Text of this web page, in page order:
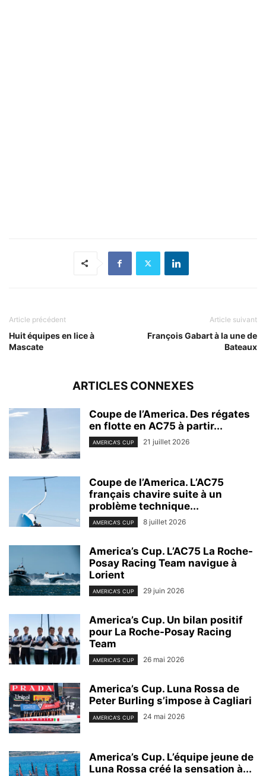
Article précédent
Huit équipes en lice à
Mascate
Article suivant
François Gabart à la une de
Bateaux
ARTICLES CONNEXES
Coupe de l’America. Des régates
en flotte en AC75 à partir...
AMERICA'S CUP 21 juillet 2026
Coupe de l’America. L’AC75
français chavire suite à un
problème technique...
AMERICA'S CUP 8 juillet 2026
America’s Cup. L’AC75 La Roche-
Posay Racing Team navigue à
Lorient
AMERICA'S CUP 29 juin 2026
America’s Cup. Un bilan positif
pour La Roche-Posay Racing
Team
AMERICA'S CUP 26 mai 2026
America’s Cup. Luna Rossa de
Peter Burling s’impose à Cagliari
AMERICA'S CUP 24 mai 2026
America’s Cup. L’équipe jeune de
Luna Rossa créé la sensation à...